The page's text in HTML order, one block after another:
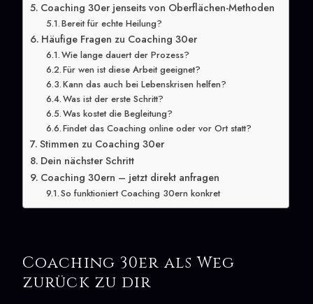
Coaching 30er jenseits von Oberflächen-Methoden
Bereit für echte Heilung?
Häufige Fragen zu Coaching 30er
Wie lange dauert der Prozess?
Für wen ist diese Arbeit geeignet?
Kann das auch bei Lebenskrisen helfen?
Was ist der erste Schritt?
Was kostet die Begleitung?
Findet das Coaching online oder vor Ort statt?
Stimmen zu Coaching 30er
Dein nächster Schritt
Coaching 30ern – jetzt direkt anfragen
So funktioniert Coaching 30ern konkret
Coaching 30er als Weg
zurück zu dir